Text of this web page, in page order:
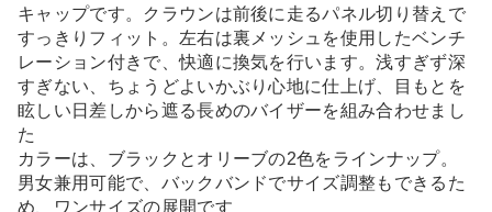
キャップです。クラウンは前後に走るパネル切り替えで
すっきりフィット。左右は裏メッシュを使用したベンチ
レーション付きで、快適に換気を行います。浅すぎず深
すぎない、ちょうどよいかぶり心地に仕上げ、目もとを
眩しい日差しから遮る長めのバイザーを組み合わせまし
た
カラーは、ブラックとオリーブの2色をラインナップ。
男女兼用可能で、バックバンドでサイズ調整もできるた
め、ワンサイズの展開です